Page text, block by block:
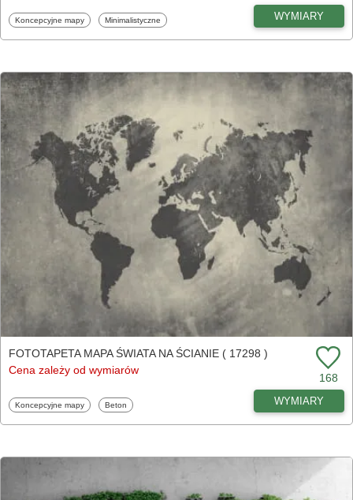
Fototapety
Koncepcyjne mapy Fototapety
Minimalistyczne WYMIARY
FOTOTAPETA MAPA ŚWIATA NA ŚCIANIE ( 17298 )
Cena zależy od wymiarów
168
Fototapety
Koncepcyjne mapy Fototapety
Beton WYMIARY